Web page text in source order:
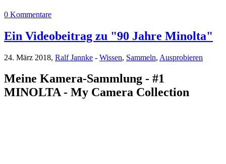
0 Kommentare
Ein Videobeitrag zu "90 Jahre Minolta"
24. März 2018, Ralf Jannke - Wissen, Sammeln, Ausprobieren
Meine Kamera-Sammlung - #1
MINOLTA - My Camera Collection